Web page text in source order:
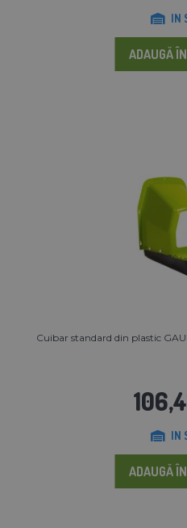
IN
ADAUGĂ
Cuibar standard din plastic
IN
ADAUGĂ